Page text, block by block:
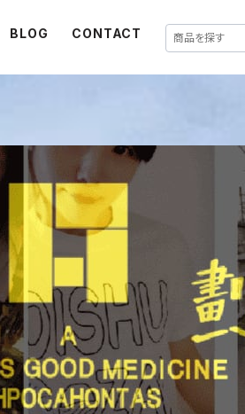
BLOG CONTACT